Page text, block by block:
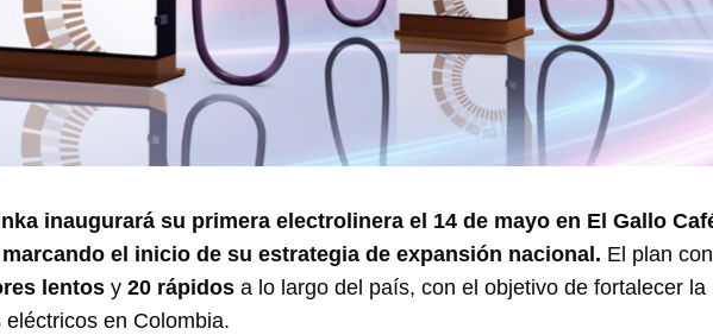
inaugurará su primera electrolinera el 14 de mayo en El Gallo
el inicio de su estrategia de expansión nacional. El plan
lentos y 20 rápidos a lo largo del país, con el objetivo de fortalecer la
en Colombia.